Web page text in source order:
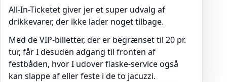
All-In-Ticketet giver jer et super udvalg af
drikkevarer, der ikke lader noget tilbage.
Med de VIP-billetter, der er begrænset til 20 pr.
tur, får I desuden adgang til fronten af
festbåden, hvor I udover flaske-service også
kan slappe af eller feste i de to jacuzzi.